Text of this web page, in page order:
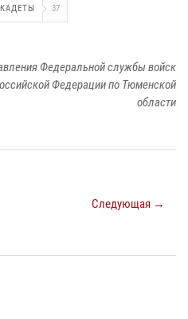
КАДЕТЫ 37
Федеральной службы войск
Федерации по Тюменской
области
Следующая →